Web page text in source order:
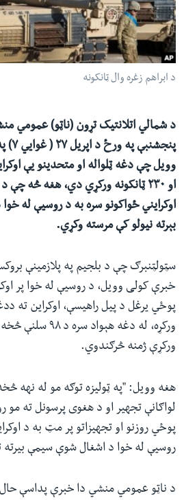
شئ
لټون
ځای
له مونږ سره په تماس کې پاتې شئ
د ابراهم زغره وال ټانکونه
د شمالي اتلانتیک تړون (ناټو) عمومي
او ۲۳۰ ټانکونه ورکړي دي،‌ هغه څه چې
اوکرايني ځواکونو سره به د روسیې له
بېرته نیولو کې مرسته وکړي.
سټولټنبرګ چې د بلجیم په پلازمینې
خبرې کولی وویل، د روسیې له خوا پر
پوځي یرغل د پیل راهیسې، اوکراین ته
ورکړه، له دغه
ورکړې ژمنه څرګندوي.
هغه وويل: "په ټوليزه توګه مو له نهه څخه
لواګانې تجهیر او د هغوی پرسونل ته
پوځي روزنو او تجهیزاتو پر مټ به د
روسیې له خوا د اشغال شوې سيمې بیرته
د ناټو عمومي منشي دا خبرې پداسې